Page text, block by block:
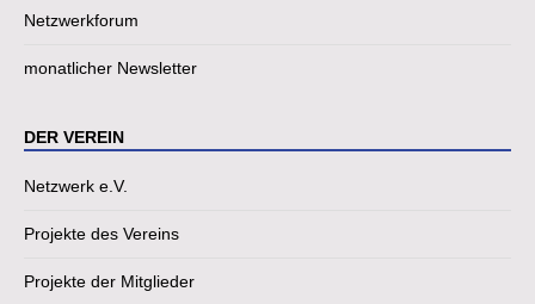
Netzwerkforum
monatlicher Newsletter
DER VEREIN
Netzwerk e.V.
Projekte des Vereins
Projekte der Mitglieder